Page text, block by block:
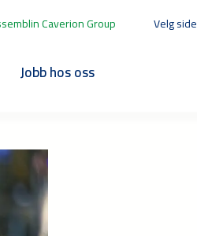
Caverion Group Velg side
Jobb hos oss